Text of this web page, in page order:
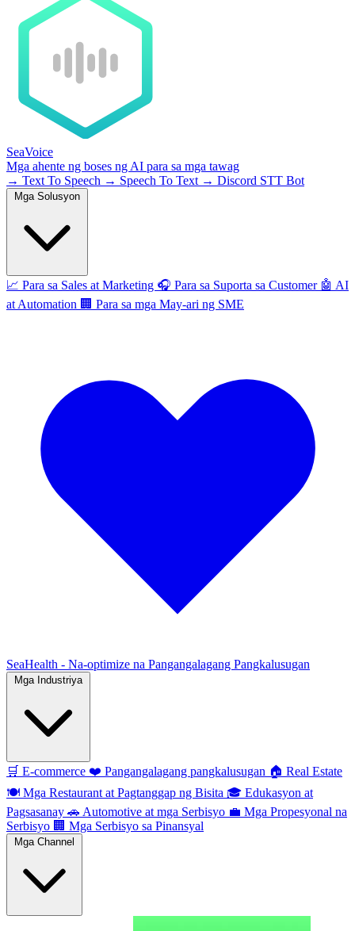
SeaVoice
Mga ahente ng boses ng AI para sa mga tawag
→ Text To Speech → Speech To Text → Discord STT Bot
📈 Para sa Sales at Marketing 🎧 Para sa Suporta sa Customer 🤖 AI
at Automation 🏢 Para sa mga May-ari ng SME
SeaHealth - Na-optimize na Pangangalagang Pangkalusugan
Mga Industriya
🛒 E-commerce ❤️ Pangangalagang pangkalusugan 🏠 Real Estate
🍽️ Mga Restaurant at Pagtanggap ng Bisita 🎓 Edukasyon at
Pagsasanay 🚗 Automotive at mga Serbisyo 💼 Mga Propesyonal na
Serbisyo 🏢 Mga Serbisyo sa Pinansyal